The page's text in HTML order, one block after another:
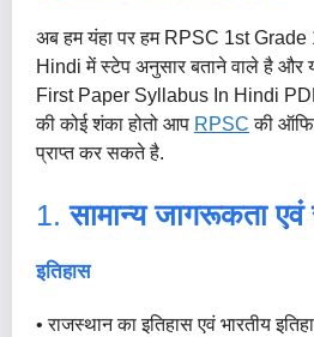
अब हम यंहा पर हम RPSC 1st
Hindi में स्टेप अनुसार बताने वाले है और
First Paper Syllabus In Hindi
की कोई शंका होतो आप RPSC की
प्राप्त कर सकते है.
1.सामान्य जागरूकता एवं
इतिहास
• राजस्थान का इतिहास एवं भारतीय